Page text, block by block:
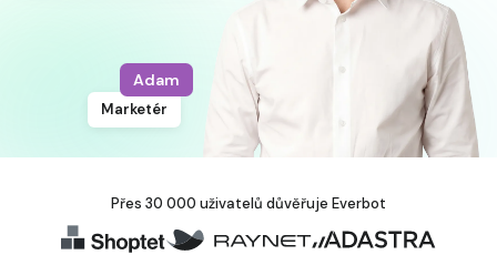
Vendula
Freelancer
Přes 30 000 uživatelů důvěřuje Everbot